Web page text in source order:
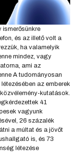
ismerősünkre
és az illető volt a
ha valamelyik
mindez, vagy
ami az
A tudományosan
az emberek
kutatások.
41
vagyunk
26 százalék
a múltat és a jövőt
is, és 73
létezése